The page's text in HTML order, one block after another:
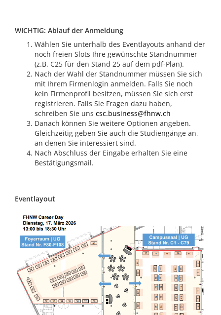
WICHTIG: Ablauf der Anmeldung
Wählen Sie unterhalb des Eventlayouts anhand der
noch freien Slots Ihre gewünschte Standnummer
(z.B. C25 für den Stand 25 auf dem pdf-Plan).
Nach der Wahl der Standnummer müssen Sie sich
mit Ihrem Firmenlogin anmelden. Falls Sie noch
kein Firmenprofil besitzen, müssen Sie sich erst
registrieren. Falls Sie Fragen dazu haben,
schreiben Sie uns csc.business@fhnw.ch
Danach können Sie weitere Optionen angeben.
Gleichzeitig geben Sie auch die Studiengänge an,
an denen Sie interessiert sind.
Nach Abschluss der Eingabe erhalten Sie eine
Bestätigungsmail.
Eventlayout